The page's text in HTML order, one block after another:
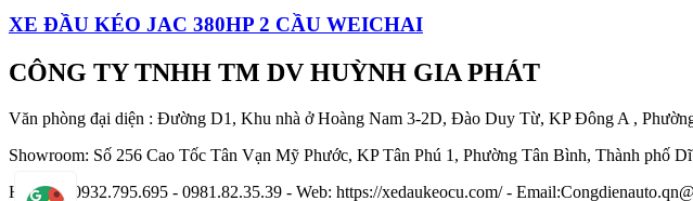
XE ĐẦU KÉO JAC 380HP 2 CẦU WEICHAI
CÔNG TY TNHH TM DV HUỲNH GIA PHÁT
Văn phòng đại diện : Đường D1, Khu nhà ở Hoàng Nam 3-2D, Đào Duy Từ, KP Đông A ,
Showroom: Số 256 Cao Tốc Tân Vạn Mỹ Phước, KP Tân Phú 1, Phường Tân Bình, Thành phố
Hotline : 0932.795.695 - 0981.82.35.39 - Web: https://xedaukeocu.com/ -